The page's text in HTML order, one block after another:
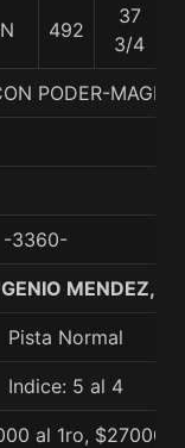
492
37
3/4
PODER-
-3360-
MENDEZ,
Pista Normal
Indice: 5 al 4
al 1ro,